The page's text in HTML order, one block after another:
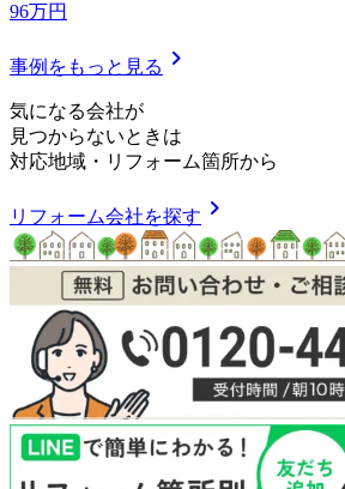
96万円
事例をもっと見る chevron_right
気になる会社が
見つからないときは
対応地域 ・ リフォーム箇所から
リフォーム会社を探す chevron_right